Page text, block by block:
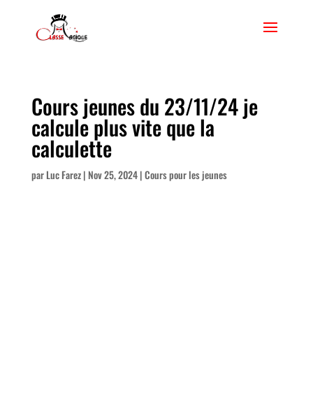
Cours jeunes du 23/11/24 je
calcule plus vite que la
calculette
parLuc Farez| Nov 25, 2024|Cours pour les jeunes